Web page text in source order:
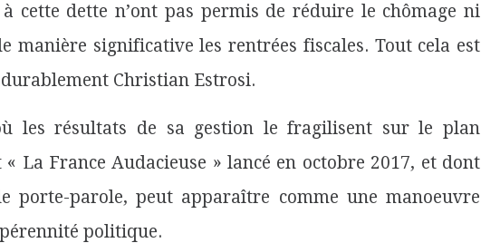
cette dette n’ont pas permis de réduire le chômage ni
manière significative les rentrées fiscales. Tout cela est
Christian Estrosi.
les résultats de sa gestion le fragilisent sur le plan
La France Audacieuse » lancé en octobre 2017, et dont
porte-parole, peut apparaître comme une manoeuvre
politique.